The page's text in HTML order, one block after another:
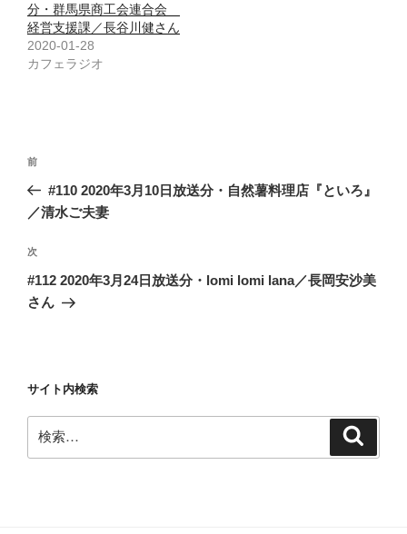
分・群馬県商工会連合会
経営支援課／長谷川健さん
2020-01-28
カフェラジオ
投
ナ
ゲ
ー
シ
前
の
投
前
#110 2020年3月10日放送分・自然薯料理店『といろ』
／清水ご夫妻
次
の
投
次
#112 2020年3月24日放送分・lomi lomi lana／長岡安沙美
さん
サイト内検索
索: